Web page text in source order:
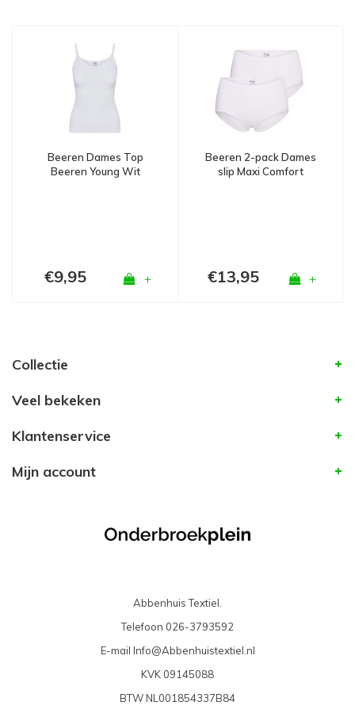
Beeren Dames Top
Beeren Young Wit
€9,95 +
Beeren 2-pack Dames
slip Maxi Comfort
€13,95 +
Collectie
Veel bekeken
Klantenservice
Mijn account
Abbenhuis Textiel.
Telefoon 026-3793592
E-mail Info@Abbenhuistextiel.nl
KVK 09145088
BTWNL001854337B84